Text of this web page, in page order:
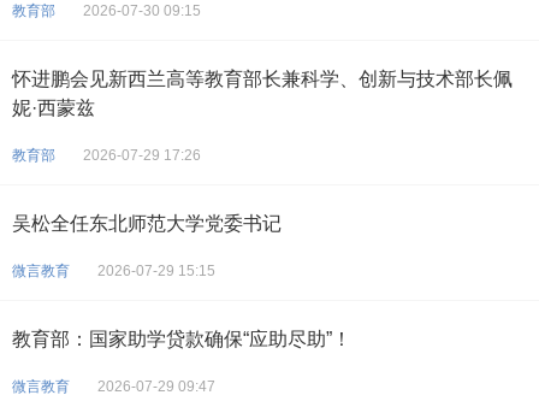
教育部 2026-07-30 09:15
怀进鹏会见新西兰高等教育部长兼科学、创新与技术部长佩
妮·西蒙兹
教育部 2026-07-29 17:26
吴松全任东北师范大学党委书记
微言教育 2026-07-29 15:15
教育部：国家助学贷款确保“应助尽助”！
微言教育 2026-07-29 09:47